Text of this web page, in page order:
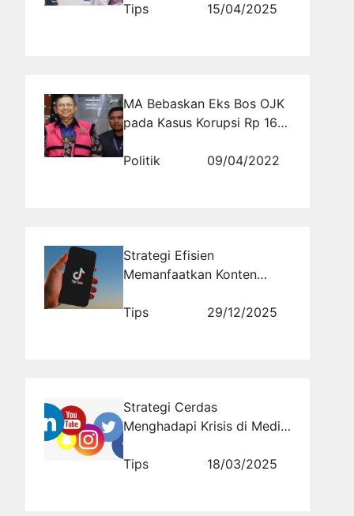
Tips
15/04/2025
MA Bebaskan Eks Bos OJK
pada Kasus Korupsi Rp 16
Politik
09/04/2022
Strategi Efisien
Memanfaatkan Konten
Meningkatkan Brand
Tips 29/12/2025
Strategi Cerdas
Menghadapi Krisis di Media
Tips
18/03/2025